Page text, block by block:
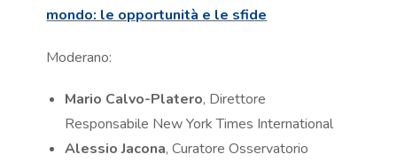
mondo: le opportunità e le sfide
Moderano:
Mario Calvo-Platero, Direttore
Responsabile New York Times International
Alessio Jacona, Curatore Osservatorio